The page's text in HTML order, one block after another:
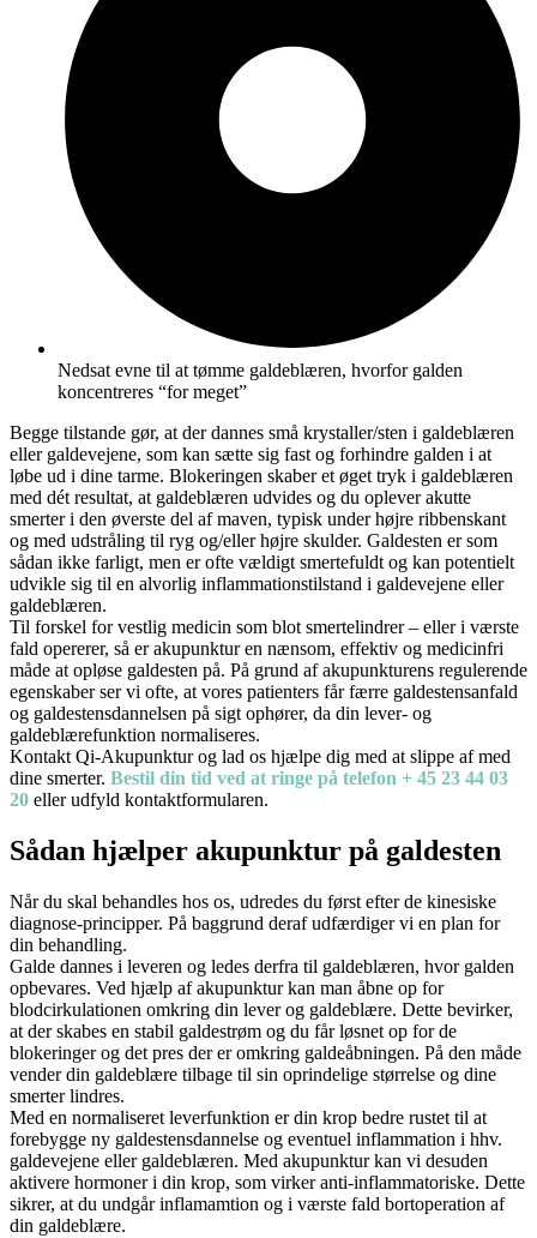
Nedsat evne til at tømme galdeblæren, hvorfor galden
koncentreres “for meget”
Begge tilstande gør, at der dannes små krystaller/sten i galdeblæren
eller galdevejene, som kan sætte sig fast og forhindre galden i at
løbe ud i dine tarme. Blokeringen skaber et øget tryk i galdeblæren
med dét resultat, at galdeblæren udvides og du oplever akutte
smerter i den øverste del af maven, typisk under højre ribbenskant
og med udstråling til ryg og/eller højre skulder. Galdesten er som
sådan ikke farligt, men er ofte vældigt smertefuldt og kan potentielt
udvikle sig til en alvorlig inflammationstilstand i galdevejene eller
galdeblæren.
Til forskel for vestlig medicin som blot smertelindrer – eller i værste
fald opererer, så er akupunktur en nænsom, effektiv og medicinfri
måde at opløse galdesten på. På grund af akupunkturens regulerende
egenskaber ser vi ofte, at vores patienters får færre galdestensanfald
og galdestensdannelsen på sigt ophører, da din lever- og
galdeblærefunktion normaliseres.
Kontakt Qi-Akupunktur og lad os hjælpe dig med at slippe af med
dine smerter. Bestil din tid ved at ringe på telefon + 45 23 44 03
20 eller udfyld kontaktformularen.
Sådan hjælper akupunktur på galdesten
Når du skal behandles hos os, udredes du først efter de kinesiske
diagnose-principper. På baggrund deraf udfærdiger vi en plan for
din behandling.
Galde dannes i leveren og ledes derfra til galdeblæren, hvor galden
opbevares. Ved hjælp af akupunktur kan man åbne op for
blodcirkulationen omkring din lever og galdeblære. Dette bevirker,
at der skabes en stabil galdestrøm og du får løsnet op for de
blokeringer og det pres der er omkring galdeåbningen. På den måde
vender din galdeblære tilbage til sin oprindelige størrelse og dine
smerter lindres.
Med en normaliseret leverfunktion er din krop bedre rustet til at
forebygge ny galdestensdannelse og eventuel inflammation i hhv.
galdevejene eller galdeblæren. Med akupunktur kan vi desuden
aktivere hormoner i din krop, som virker anti-inflammatoriske. Dette
sikrer, at du undgår inflamamtion og i værste fald bortoperation af
din galdeblære.